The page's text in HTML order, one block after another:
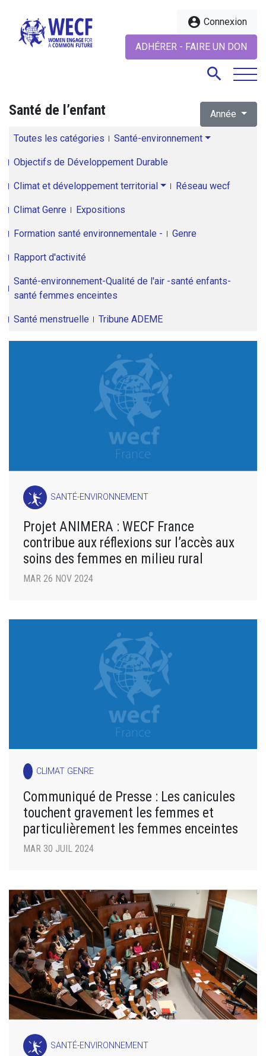
account_circle Connexion
ADHÉRER - FAIRE UN DON
search
Santé de l’enfant Année
Toutes les catégories Santé-environnement
Objectifs de Développement Durable
Climat et développement territorial Réseau wecf
Climat Genre Expositions
Formation santé environnementale - Genre
Rapport d'activité
Santé-environnement-Qualité de l'air -santé enfants-
santé femmes enceintes
Santé menstruelle Tribune ADEME
SANTÉ-ENVIRONNEMENT
Projet ANIMERA : WECF France
contribue aux réflexions sur l’accès aux
soins des femmes en milieu rural
MAR 26 NOV 2024
CLIMAT GENRE
Communiqué de Presse : Les canicules
touchent gravement les femmes et
particulièrement les femmes enceintes
MAR 30 JUIL 2024
SANTÉ-ENVIRONNEMENT